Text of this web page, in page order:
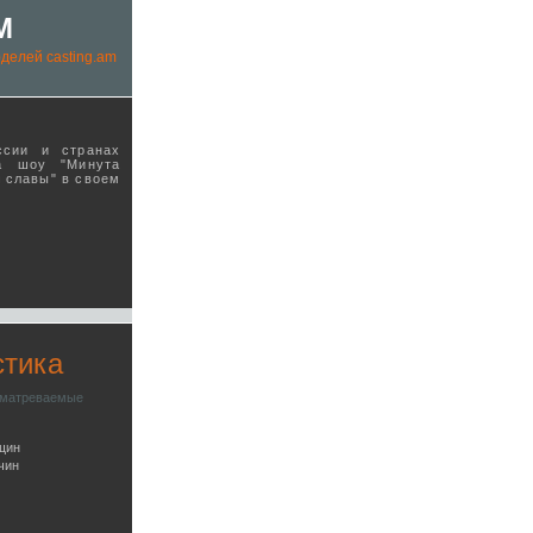
casting.am
и странах
шоу "Минута
славы" в своeм